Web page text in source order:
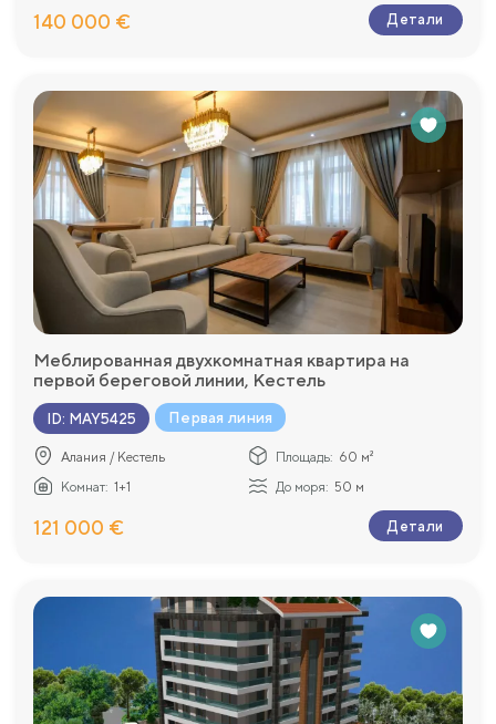
140 000 € Детали
Меблированная двухкомнатная квартира на
первой береговой линии, Кестель
ID: MAY5425 Первая линия
Алания / Кестель Площадь: 60 м²
Комнат: 1+1 До моря: 50 м
121 000 € Детали